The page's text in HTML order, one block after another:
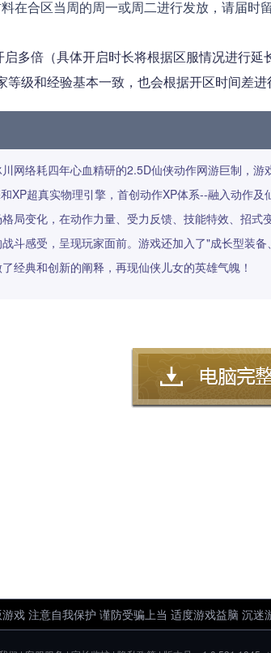
料在合区当周的周一或周二进行发放，请届时
倍（具体开启时长将根据区服情况进行延
等级和经验基本一致，也会根据开区时间差进
川网络耗四年心血精研的2.5D仙侠动作网游巨制，
XP超真实物理引擎，首创动作XP体系--融入动作
局变化，在动作力量、受力反馈、技能特效、招
斗感受，呈现玩家面前。游戏还加入了"成长型装
经典和创新的阐释，再现仙侠儿女的英雄气魄！
戏 注意自我保护 谨防受骗上当 适度游戏益脑 沉